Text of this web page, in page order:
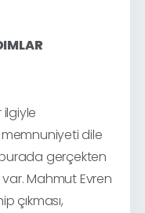
dile
gerçekten
Mahmut Evren
çıkması,